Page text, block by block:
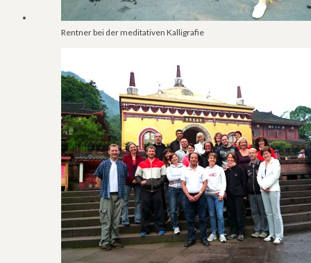
Rentner bei der meditativen Kalligrafie